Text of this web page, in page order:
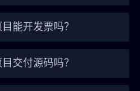
能开发票吗？
交付源码吗？